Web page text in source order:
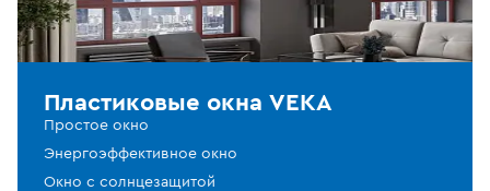
Пластиковые окна VEKA
Простое окно
Энергоэффективное окно
Окно с солнцезащитой